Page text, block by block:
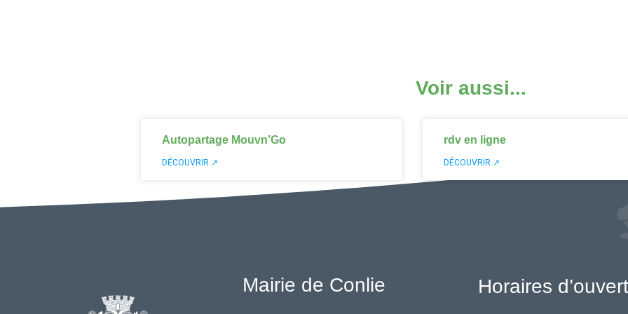
Voir aussi...
Autopartage Mouvn’Go
DÉCOUVRIR ↗
rdv en ligne
DÉCOUVRIR ↗
Mairie de Conlie Horaires